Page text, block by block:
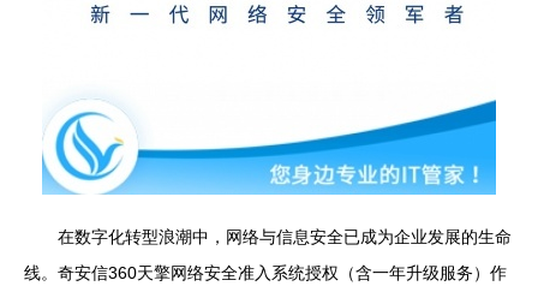
在数字化转型浪潮中，网络与信息安全已成为企业发展的生命
线。奇安信360天擎网络安全准入系统授权（含一年升级服务）作